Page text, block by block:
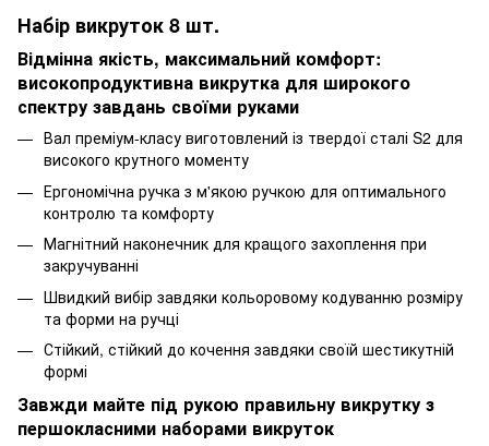
Набір викруток 8 шт.
Відмінна якість, максимальний комфорт:
високопродуктивна викрутка для широкого
спектру завдань своїми руками
Вал преміум-класу виготовлений із твердої сталі S2 для
високого крутного моменту
Ергономічна ручка з м'якою ручкою для оптимального
контролю та комфорту
Магнітний наконечник для кращого захоплення при
закручуванні
Швидкий вибір завдяки кольоровому кодуванню розміру
та форми на ручці
Стійкий, стійкий до кочення завдяки своїй шестикутній
формі
Завжди майте під рукою правильну викрутку з
першокласними наборами викруток